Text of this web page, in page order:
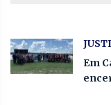
Em